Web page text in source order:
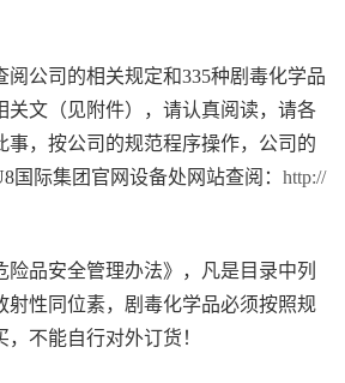
公司的相关规定和335种剧毒化学品
关文（见附件），请认真阅读，请各
事，按公司的规范程序操作，公司的
国际集团官网设备处网站查阅： http://
品安全管理办法》，凡是目录中列
射性同位素，剧毒化学品必须按照规
不能自行对外订货！